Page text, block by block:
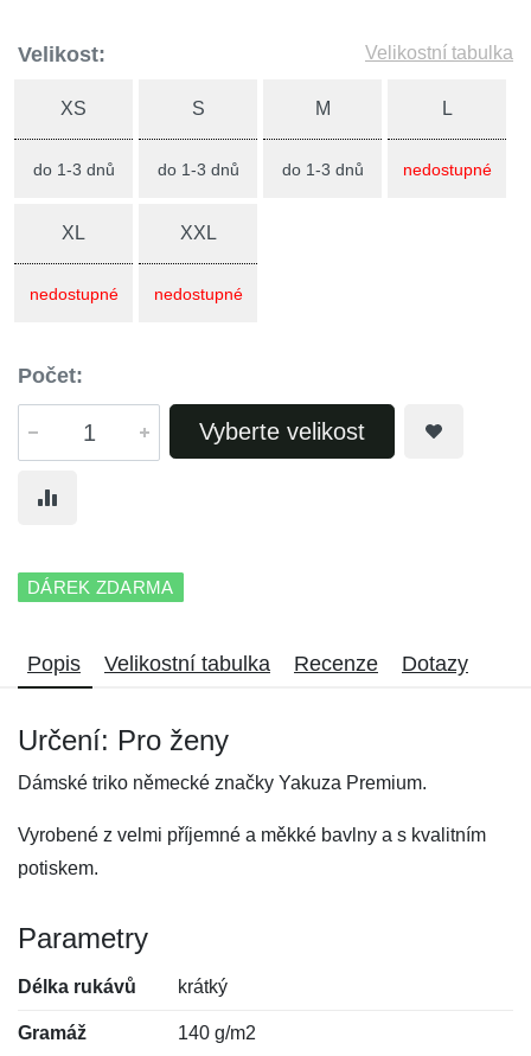
Velikost: Velikostní tabulka
XS
do 1-3 dnů
S
do 1-3 dnů
M
do 1-3 dnů
L
nedostupné
XL
nedostupné
XXL
nedostupné
Počet:
Vyberte velikost
DÁREK ZDARMA
Popis Velikostní tabulka Recenze Dotazy
Určení: Pro ženy
Dámské triko německé značky Yakuza Premium.
Vyrobené z velmi příjemné a měkké bavlny a s kvalitním
potiskem.
Parametry
Délka rukávů krátký
Gramáž 140 g/m2